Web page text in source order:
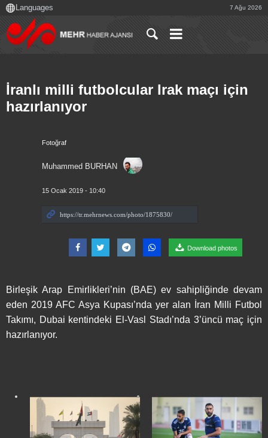
7 Ağu 2026
Fotoğraf
Muhammed BURHAN
15 Ocak 2019 - 10:40
Download photos
İranlı milli futbolcular Irak maçı için
hazırlanıyor
Birleşik Arap Emirlikleri’nin (BAE) ev sahipliğinde devam
eden 2019 AFC Asya Kupası’nda yer alan İran Milli Futbol
Takımı, Dubai kentindeki El-Vasl Stadı’nda 3’üncü maç için
hazırlanıyor.